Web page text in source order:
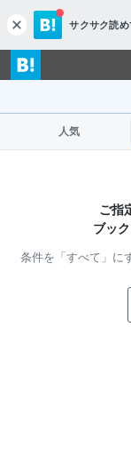
c
l
o
s
サクサク読め
人気
ご指
ブッ
条件を「すべて」に